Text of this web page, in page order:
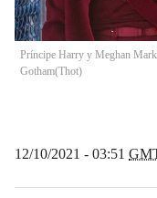
Príncipe Harry y Meghan
Gotham(Thot)
12/10/2021 - 03:51